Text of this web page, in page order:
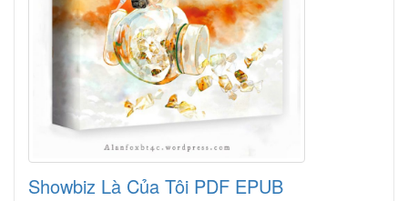
Showbiz Là Của Tôi PDF EPUB